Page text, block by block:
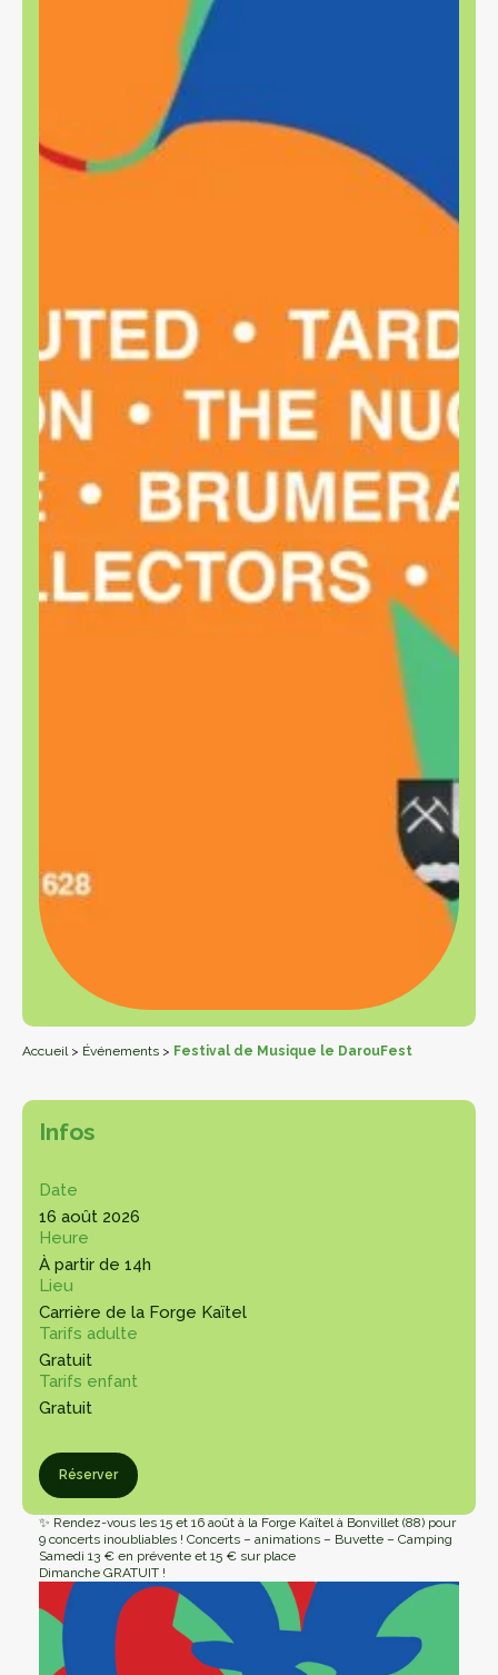
Accueil > Événements > Festival de Musique le DarouFest
Infos
Date
16 août 2026
Heure
À partir de 14h
Lieu
Carrière de la Forge Kaïtel
Tarifs adulte
Gratuit
Tarifs enfant
Gratuit
Réserver
✨ Rendez-vous les 15 et 16 août à la Forge Kaïtel à Bonvillet (88) pour
9 concerts inoubliables ! Concerts – animations – Buvette – Camping
Samedi 13 € en prévente et 15 € sur place
Dimanche GRATUIT !